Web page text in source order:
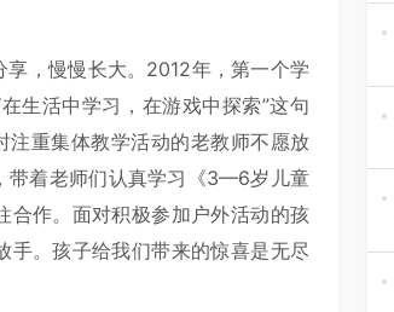
，慢慢长大。2012年，第一个学
生活中学习，在游戏中探索”这句
注重集体教学活动的老教师不愿放
带着老师们认真学习《3—6岁儿童
合作。面对积极参加户外活动的孩
手。孩子给我们带来的惊喜是无尽